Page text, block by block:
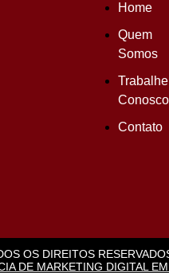
Home
Quem
Somos
Trabalhe
Conosco
Contato
OS DIREITOS
DE MARKETING DIGITAL